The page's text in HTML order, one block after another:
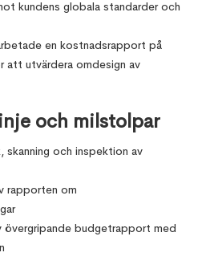
kundens globala standarder och
en kostnadsrapport på
att utvärdera omdesign av
och milstolpar
skanning och inspektion av
rapporten om
övergripande budgetrapport med